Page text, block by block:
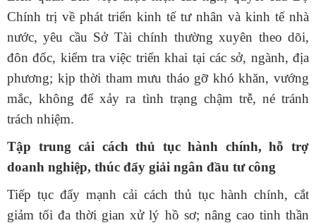
Chính trị về phát triển kinh tế tư nhân và kinh tế nhà
nước, yêu cầu Sở Tài chính thường xuyên theo dõi,
đôn đốc, kiểm tra việc triển khai tại các sở, ngành, địa
phương; kịp thời tham mưu tháo gỡ khó khăn, vướng
mắc, không để xảy ra tình trạng chậm trễ, né tránh
trách nhiệm.
Tập trung cải cách thủ tục hành chính, hỗ trợ
doanh nghiệp, thúc đẩy giải ngân đầu tư công
Tiếp tục đẩy mạnh cải cách thủ tục hành chính, cắt
giảm tối đa thời gian xử lý hồ sơ; nâng cao tinh thần